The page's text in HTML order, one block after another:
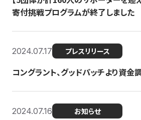
寄付挑戦プログラムが終了しました
2024.07.17 プレスリリース
コングラント、グッドパッチより資金
2024.07.16 お知らせ